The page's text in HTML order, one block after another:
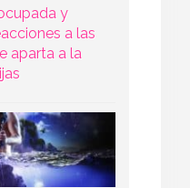
y
a las
aparta a la